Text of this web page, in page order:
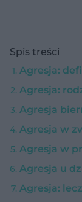
Spis treści
Agresja:
Agresja:
Agresja
Agresja w
Agresja w
Agresja u
Agresja: